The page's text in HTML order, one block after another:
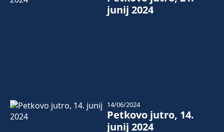
junij 2024
Petkovo jutro, 14.
junij 2024
14/06/2024